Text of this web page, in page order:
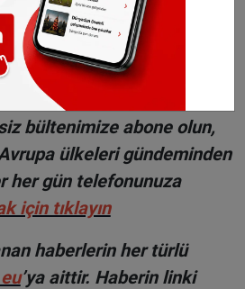
gram hesabımızdan
bültenimize abone olun,
ülkeleri gündeminden
her gün telefonunuza
için tıklayın
haberlerin her türlü
’ya aittir. Haberin linki